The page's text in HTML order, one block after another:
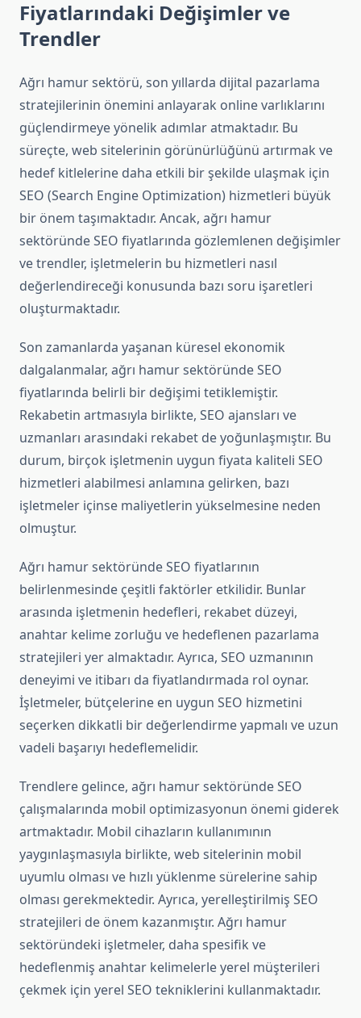
Fiyatlarındaki Değişimler ve
Trendler
Ağrı hamur sektörü, son yıllarda dijital pazarlama
stratejilerinin önemini anlayarak online varlıklarını
güçlendirmeye yönelik adımlar atmaktadır. Bu
süreçte, web sitelerinin görünürlüğünü artırmak ve
hedef kitlelerine daha etkili bir şekilde ulaşmak için
SEO (Search Engine Optimization) hizmetleri büyük
bir önem taşımaktadır. Ancak, ağrı hamur
sektöründe SEO fiyatlarında gözlemlenen değişimler
ve trendler, işletmelerin bu hizmetleri nasıl
değerlendireceği konusunda bazı soru işaretleri
oluşturmaktadır.
Son zamanlarda yaşanan küresel ekonomik
dalgalanmalar, ağrı hamur sektöründe SEO
fiyatlarında belirli bir değişimi tetiklemiştir.
Rekabetin artmasıyla birlikte, SEO ajansları ve
uzmanları arasındaki rekabet de yoğunlaşmıştır. Bu
durum, birçok işletmenin uygun fiyata kaliteli SEO
hizmetleri alabilmesi anlamına gelirken, bazı
işletmeler içinse maliyetlerin yükselmesine neden
olmuştur.
Ağrı hamur sektöründe SEO fiyatlarının
belirlenmesinde çeşitli faktörler etkilidir. Bunlar
arasında işletmenin hedefleri, rekabet düzeyi,
anahtar kelime zorluğu ve hedeflenen pazarlama
stratejileri yer almaktadır. Ayrıca, SEO uzmanının
deneyimi ve itibarı da fiyatlandırmada rol oynar.
İşletmeler, bütçelerine en uygun SEO hizmetini
seçerken dikkatli bir değerlendirme yapmalı ve uzun
vadeli başarıyı hedeflemelidir.
Trendlere gelince, ağrı hamur sektöründe SEO
çalışmalarında mobil optimizasyonun önemi giderek
artmaktadır. Mobil cihazların kullanımının
yaygınlaşmasıyla birlikte, web sitelerinin mobil
uyumlu olması ve hızlı yüklenme sürelerine sahip
olması gerekmektedir. Ayrıca, yerelleştirilmiş SEO
stratejileri de önem kazanmıştır. Ağrı hamur
sektöründeki işletmeler, daha spesifik ve
hedeflenmiş anahtar kelimelerle yerel müşterileri
çekmek için yerel SEO tekniklerini kullanmaktadır.